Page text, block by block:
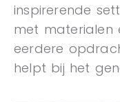
inspirerende
met materialen
eerdere
helpt bij het